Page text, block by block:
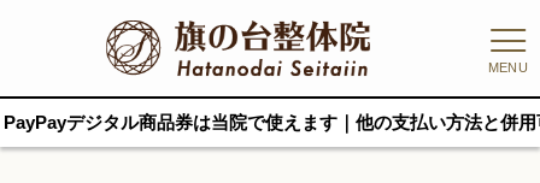
MENU
品